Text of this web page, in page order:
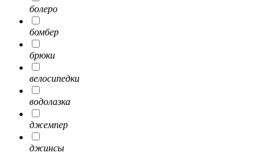
болеро
бомбер
брюки
велосипедки
водолазка
джемпер
джинсы